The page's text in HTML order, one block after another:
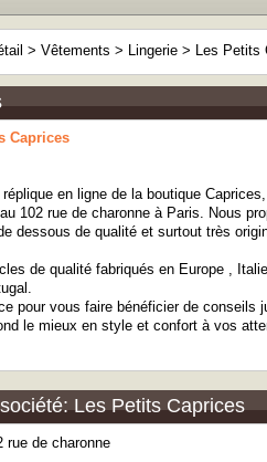
> Vêtements > Lingerie > Les Petits
Caprices
en ligne de la boutique
102 rue de charonne à Paris. Nous
dessous de qualité et surtout très
de qualité fabriqués en Europe ,
pour vous faire bénéficier de conseils
le mieux en style et confort à vos
Les Petits Caprices
rue de charonne